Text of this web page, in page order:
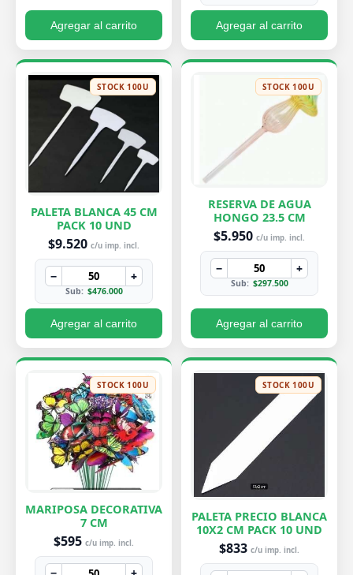
Agregar al carrito Agregar al carrito
STOCK 100U
PALETA BLANCA 45 CM
PACK 10 UND
$9.520 c/u imp. incl.
− +
Sub: $476.000
Agregar al carrito
STOCK 100U
RESERVA DE AGUA
HONGO 23.5 CM
$5.950 c/u imp. incl.
− +
Sub: $297.500
Agregar al carrito
STOCK 100U
MARIPOSA DECORATIVA
7 CM
$595 c/u imp. incl.
STOCK 100U
PALETA PRECIO BLANCA
10X2 CM PACK 10 UND
$833 c/u imp. incl.